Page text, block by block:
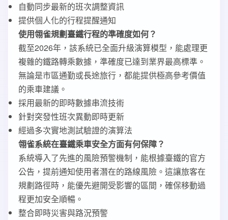
自動同步最新的班次調整資訊
提供個人化的行程提醒通知
使用翎雀規劃臺鐵行程的準確度如何？
截至2026年，該系統已全面升級演算模型，能處理更
複雜的鐵路轉乘數據，準確度已達到業界最高標準。
無論是市區通勤或長途旅行，都能提供極高參考價值
的乘車建議。
採用最新的即時數據串流技術
針對突發性班次異動即時更新
經過多次實地測試驗證的演算法
翎雀系統在臺鐵乘車安全方面有何保障？
系統導入了先進的風險預警機制，能根據臺鐵的官方
公告，提前通知使用者潛在的路線風險。這讓旅客在
規劃路徑時，能優先避開受影響的區間，確保移動過
程更加安全順暢。
整合即時災害與路況預警